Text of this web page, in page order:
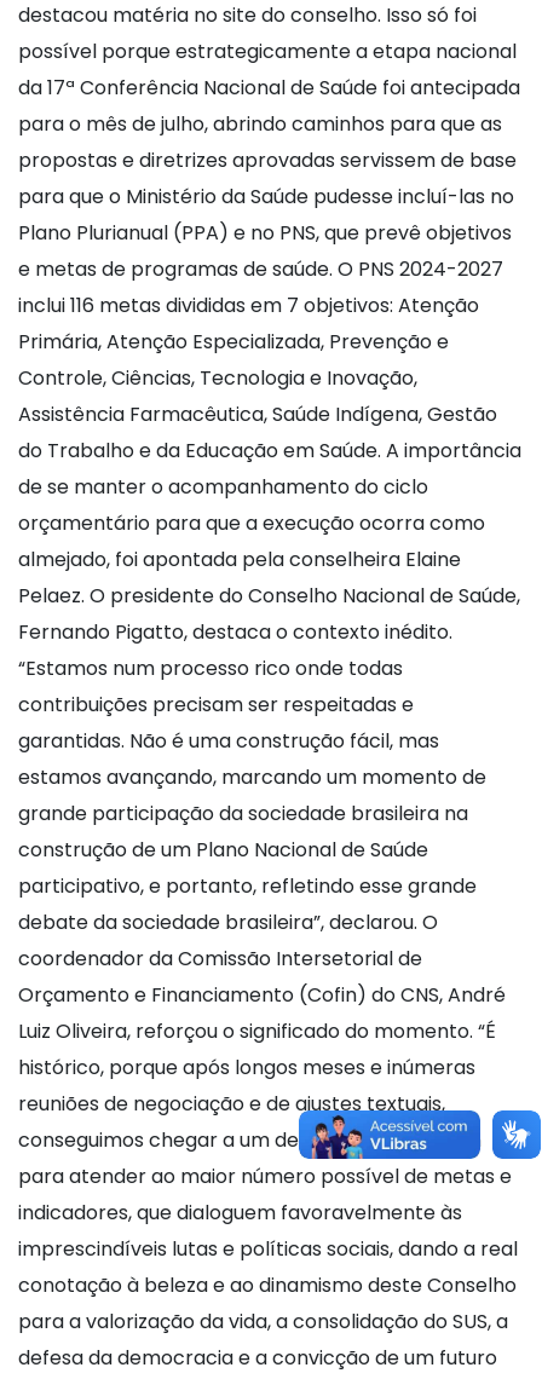
destacou matéria no site do conselho. Isso só foi
possível porque estrategicamente a etapa nacional
da 17ª Conferência Nacional de Saúde foi antecipada
para o mês de julho, abrindo caminhos para que as
propostas e diretrizes aprovadas servissem de base
para que o Ministério da Saúde pudesse incluí-las no
Plano Plurianual (PPA) e no PNS, que prevê objetivos
e metas de programas de saúde. O PNS 2024-2027
inclui 116 metas divididas em 7 objetivos: Atenção
Primária, Atenção Especializada, Prevenção e
Controle, Ciências, Tecnologia e Inovação,
Assistência Farmacêutica, Saúde Indígena, Gestão
do Trabalho e da Educação em Saúde. A importância
de se manter o acompanhamento do ciclo
orçamentário para que a execução ocorra como
almejado, foi apontada pela conselheira Elaine
Pelaez. O presidente do Conselho Nacional de Saúde,
Fernando Pigatto, destaca o contexto inédito.
“Estamos num processo rico onde todas
contribuições precisam ser respeitadas e
garantidas. Não é uma construção fácil, mas
estamos avançando, marcando um momento de
grande participação da sociedade brasileira na
construção de um Plano Nacional de Saúde
participativo, e portanto, refletindo esse grande
debate da sociedade brasileira”, declarou. O
coordenador da Comissão Intersetorial de
Orçamento e Financiamento (Cofin) do CNS, André
Luiz Oliveira, reforçou o significado do momento. “É
histórico, porque após longos meses e inúmeras
reuniões de negociação e de ajustes textuais,
conseguimos chegar a um denominador comum
para atender ao maior número possível de metas e
indicadores, que dialoguem favoravelmente às
imprescindíveis lutas e políticas sociais, dando a real
conotação à beleza e ao dinamismo deste Conselho
para a valorização da vida, a consolidação do SUS, a
defesa da democracia e a convicção de um futuro